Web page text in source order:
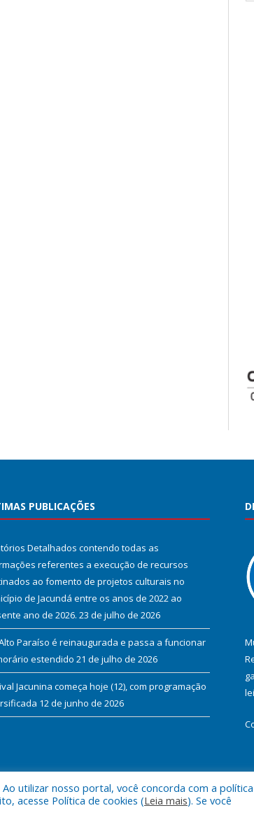
PUBLICAÇÕES
Detalhados contendo todas as
referentes a execução de recursos
ao fomento de projetos culturais no
de Jacundá entre os anos de 2022 ao
ano de 2026. 23 de julho de 2026
Alto Paraíso é reinaugurada e passa a funcionar
estendido 21 de julho de 2026
Jacunina começa hoje (12), com programação
12 de junho de 2026
Mapa do Site
utilizar nosso portal, você concorda com a
acesse Política de cookies (Leia mais). Se você